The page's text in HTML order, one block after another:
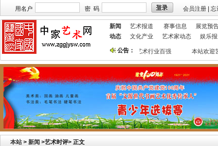
用名户 密 码 会员注册 忘
新闻 艺术报道 赛事信息
展览预
动态
文化产业 艺术家动态 娱乐
公告：
获艺术行业最具品牌价值奖 祝贺本站入选 2018艺术行业百强 本站欢迎
本站 > 新闻 >艺术时评> 正文